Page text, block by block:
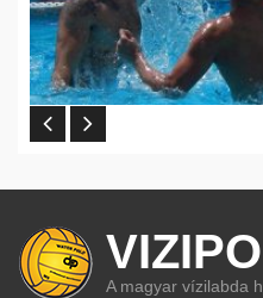
A magyar vízilabda